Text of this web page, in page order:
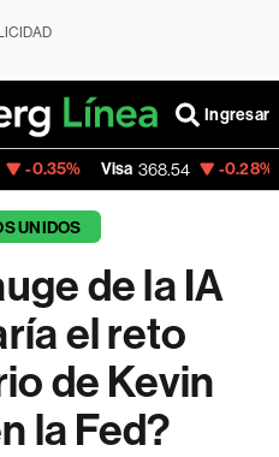
Ingresar
368.54 -0.28%
UNIDOS
de la IA
el reto
de Kevin
la Fed?